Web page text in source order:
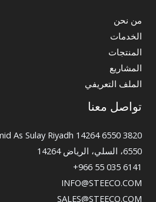
من نحن
الخدمات
المنتجات
المشاريع
الملف التعريفي
تواصل معنا
6550، السلي، الرياض 14264
+966 55 035 6141
INFO@STEECO.COM
SALES@STEECO.COM